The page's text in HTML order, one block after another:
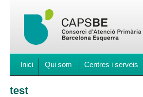
Inici Qui som Centres i serveis
test